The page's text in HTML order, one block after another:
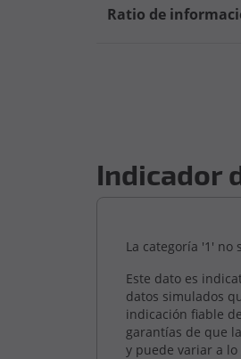
Ratio de
Indicador
La categoría '1' no
Este dato es
datos simulados
indicación fiable
garantías de que
y puede variar a